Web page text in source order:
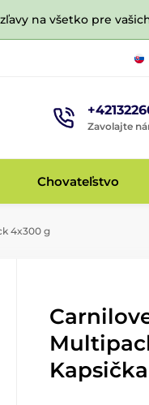
na všetko pre
Zavolajte
Chovateľstvo
4x300 g